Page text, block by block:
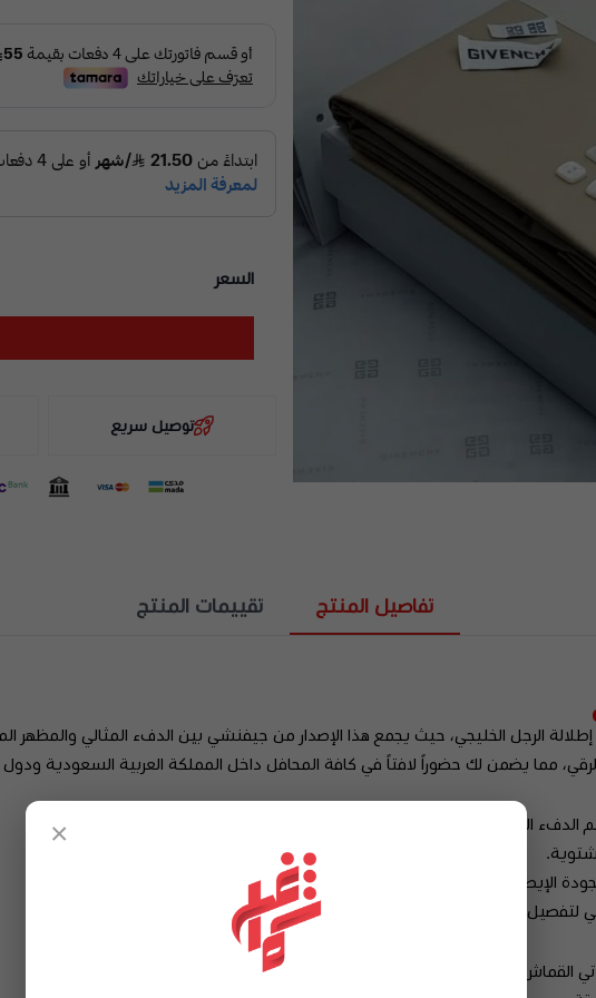
السعر
توصيل سريع
تفاصيل المنتج تقييمات المنتج
الرجل الخليجي، حيث يجمع هذا الإصدار من جيفنشي بين الدفء المثالي والمظهر
مما يضمن لك حضوراً لافتاً في كافة المحافل داخل المملكة العربية السعودية ودول
الدفء المطلوب في الأجواء الباردة.
القماش مع ملحقاته:
×